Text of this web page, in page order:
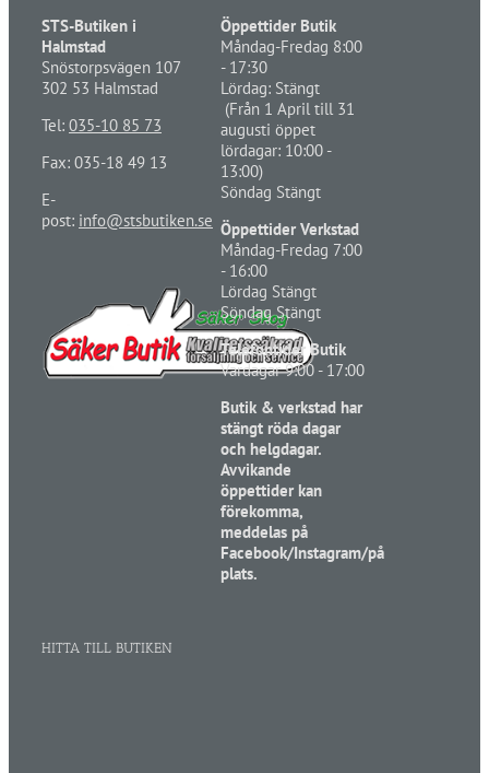
STS-Butiken i
Halmstad
Snöstorpsvägen 107
302 53 Halmstad
Tel: 035-10 85 73
Fax: 035-18 49 13
E-
post: info@stsbutiken.se
Öppettider Butik
Måndag-Fredag 8:00
- 17:30
Lördag: Stängt
(Från 1 April till 31
augusti öppet
lördagar: 10:00 -
13:00)
Söndag Stängt
Öppettider Verkstad
Måndag-Fredag 7:00
- 16:00
Lördag Stängt
Söndag Stängt
Telefontider Butik
Vardagar 9:00 - 17:00
Butik & verkstad har
stängt röda dagar
och helgdagar.
Avvikande
öppettider kan
förekomma,
meddelas på
Facebook/Instagram/på
plats.
HITTA TILL BUTIKEN